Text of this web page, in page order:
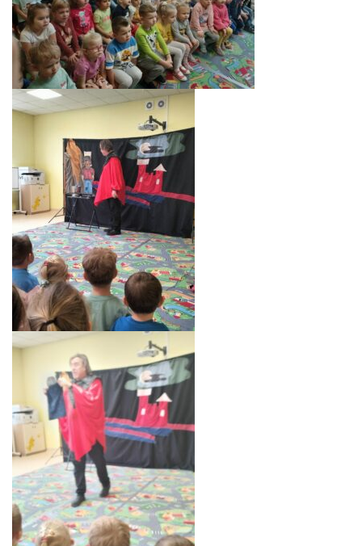
KĄCIK DLA RODZICÓW
AKTUALNOŚCI
PORADY DLA RODZICÓW
REKRUTACJA
DOKUMENTY DO POBRANIA
OBIADY
ANKIETY
COVID – 19
BIP
E-DZIENNIK
LOGOWANIE